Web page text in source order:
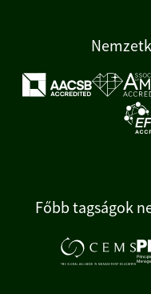
Főbb tagságok